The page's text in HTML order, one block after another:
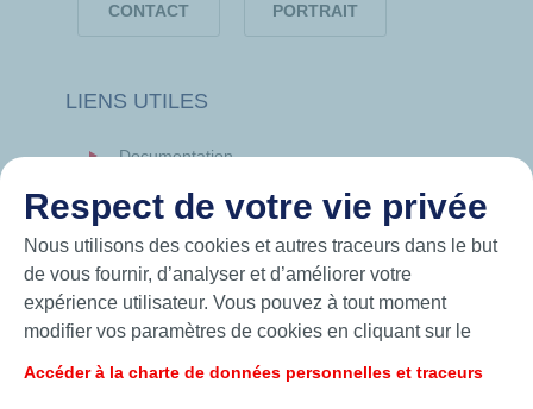
CONTACT PORTRAIT
LIENS UTILES
Documentation
Hutchinson.com
Respect de votre vie privée
Nous utilisons des cookies et autres traceurs dans le but
de vous fournir, d’analyser et d’améliorer votre
expérience utilisateur. Vous pouvez à tout moment
modifier vos paramètres de cookies en cliquant sur le
« J’accepte », vous acceptez le dépôt de l’ensemble des
Accéder à la charte de données personnelles et traceurs